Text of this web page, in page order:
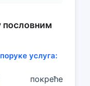
пословним
услуга:
покреће